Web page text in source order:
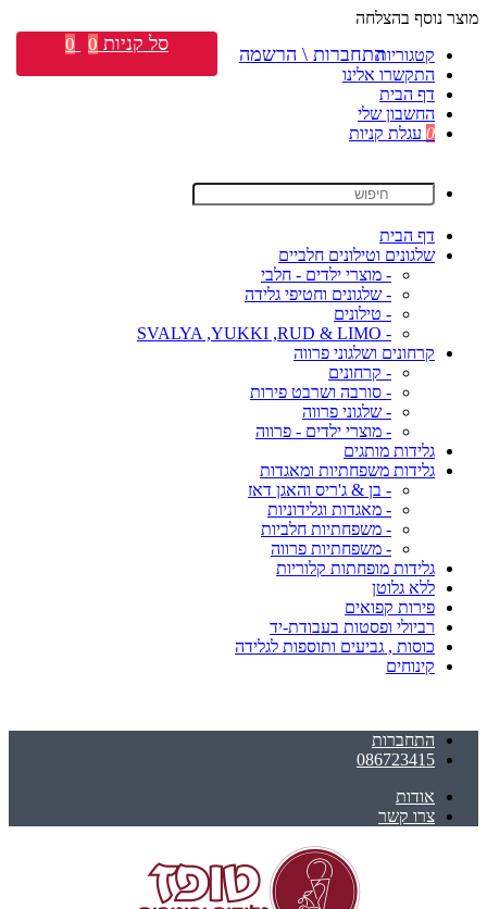
מוצר נוסף בהצלחה
קטגוריות
התקשרו אלינו
דף הבית
החשבון שלי
0 עגלת קניות
דף הבית
שלגונים וטילונים חלביים
- מוצרי ילדים - חלבי
- שלגונים וחטיפי גלידה
- טילונים
- SVALYA ,YUKKI ,RUD & LIMO
קרחונים ושלגוני פרווה
- קרחונים
- סורבה ושרבט פירות
- שלגוני פרווה
- מוצרי ילדים - פרווה
גלידות מותגים
גלידות משפחתיות ומאגדות
- בן & ג'ריס והאגן דאז
- מאגדות וגלידוניות
- משפחתיות חלביות
- משפחתיות פרווה
גלידות מופחתות קלוריות
ללא גלוטן
פירות קפואים
רביולי ופסטות בעבודת-יד
כוסות , גביעים ותוספות לגלידה
קינוחים
התחברות
086723415
אודות
צרו קשר
התחברות \ הרשמה סל קניות 0
0